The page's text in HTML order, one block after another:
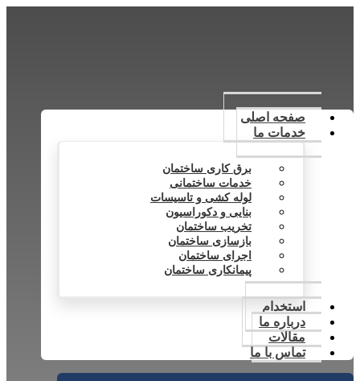
صفحه اصلی
خدمات ما
برق کاری ساختمان
خدمات ساختمانی
لوله کشی و تاسیسات
بنایی و دکوراسیون
تخریب ساختمان
بازسازی ساختمان
اجرای ساختمان
پیمانکاری ساختمان
استخدام
درباره ما
مقالات
تماس با ما